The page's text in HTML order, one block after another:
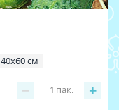
40х60 см
− +
1 пак.